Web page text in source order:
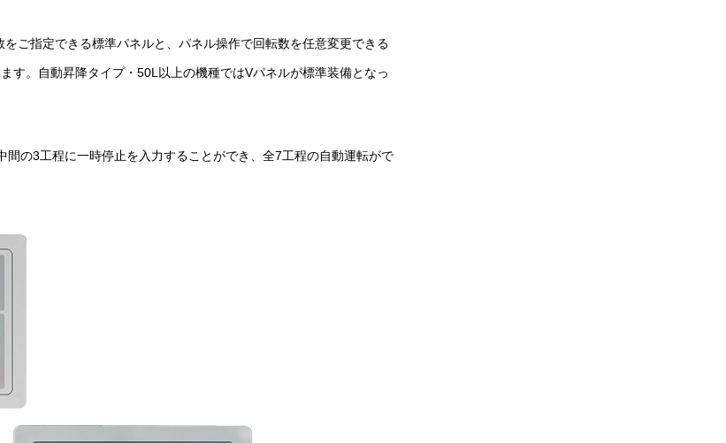
ご指定できる標準パネルと、パネル操作で回転数を任意変更できる
す。自動昇降タイプ・50L以上の機種ではVパネルが標準装備となっ
間の3工程に一時停止を入力することができ、全7工程の自動運転がで